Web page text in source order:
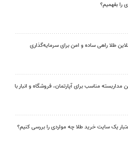
را بفهمیم؟
طلا راهی ساده و امن برای سرمایه‌گذاری
مداربسته مناسب برای آپارتمان، فروشگاه و انبار با
یک سایت خرید طلا چه مواردی را بررسی کنیم؟